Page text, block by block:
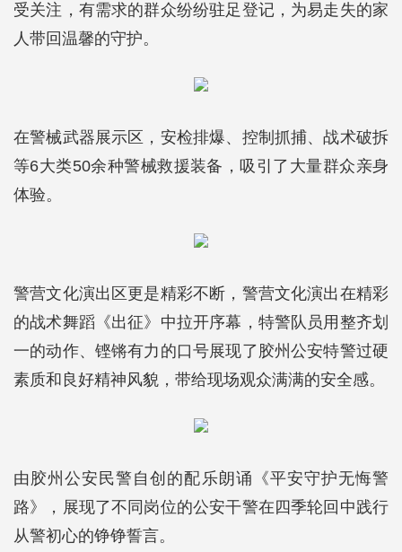
受关注，有需求的群众纷纷驻足登记，为易走失的家
人带回温馨的守护。
在警械武器展示区，安检排爆、控制抓捕、战术破拆
等6大类50余种警械救援装备，吸引了大量群众亲身
体验。
警营文化演出区更是精彩不断，警营文化演出在精彩
的战术舞蹈《出征》中拉开序幕，特警队员用整齐划
一的动作、铿锵有力的口号展现了胶州公安特警过硬
素质和良好精神风貌，带给现场观众满满的安全感。
由胶州公安民警自创的配乐朗诵《平安守护无悔警
路》，展现了不同岗位的公安干警在四季轮回中践行
从警初心的铮铮誓言。